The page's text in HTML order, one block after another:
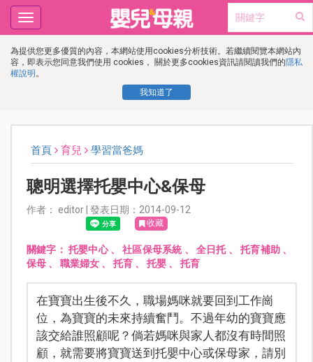
為提供您更多優質的內容，本網站使用cookies分析技術。若繼續閱覽本網站內
容，即表示您同意我們使用 cookies， 關於更多cookies資訊請閱讀我們的隱私
權說明 。
我知道了
Toggle
navigation
首頁 育兒 學習當爸媽
聰明選擇托嬰中心&保母
作者： editor | 發表日期：2014-09-12
收藏
關鍵字： 托嬰中心、社區保母系統、 全日托、托育補助、
保母、 職業婦女、 托育、 托嬰、 托育
在寶寶出生後不久，職場媽咪就要回到工作崗
位，為寶寶的未來持續奮鬥。不過年幼的寶寶應
該交給誰照顧呢？倘若媽咪與家人都沒有時間照
顧，就需要將寶寶送到托嬰中心或保母家，請別